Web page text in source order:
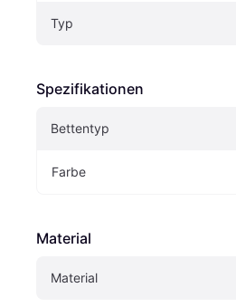
Typ
Spezifikationen
Bettentyp
Farbe
Material
Material